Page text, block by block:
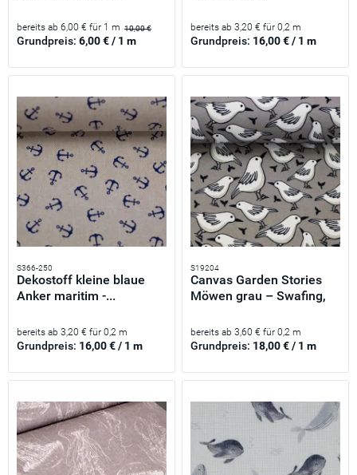
bereits ab 6,00 € für 1 m 10,00 €
Grundpreis:6,00 € / 1 m
bereits ab 3,20 € für 0,2 m
Grundpreis: 16,00 € / 1 m
S366-250
Dekostoff kleine blaue
Anker maritim -...
bereits ab 3,20 € für 0,2 m
Grundpreis: 16,00 € / 1 m
S19204
Canvas Garden Stories
Möwen grau – Swafing,
bereits ab 3,60 € für 0,2 m
Grundpreis: 18,00 € / 1 m